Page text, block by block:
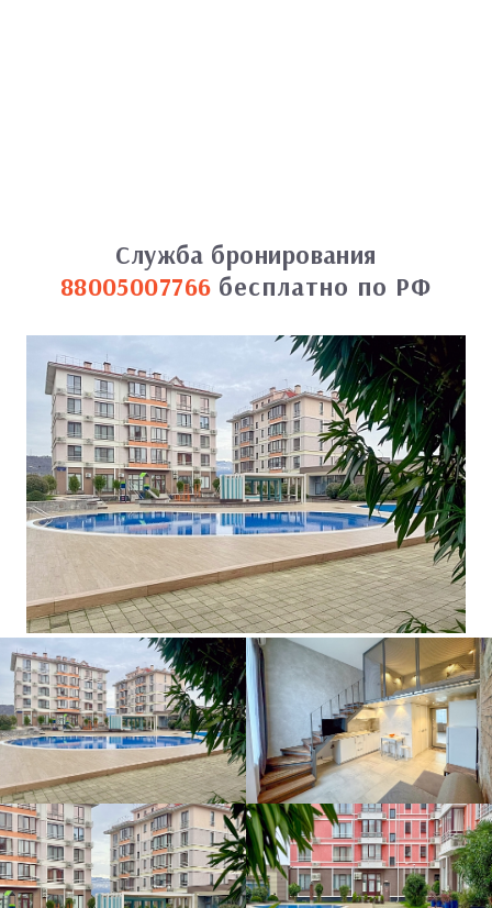
Служба бронирования
88005007766 бесплатно по РФ